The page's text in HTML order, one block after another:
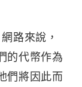
路來說，
的代幣作為
們將因此而